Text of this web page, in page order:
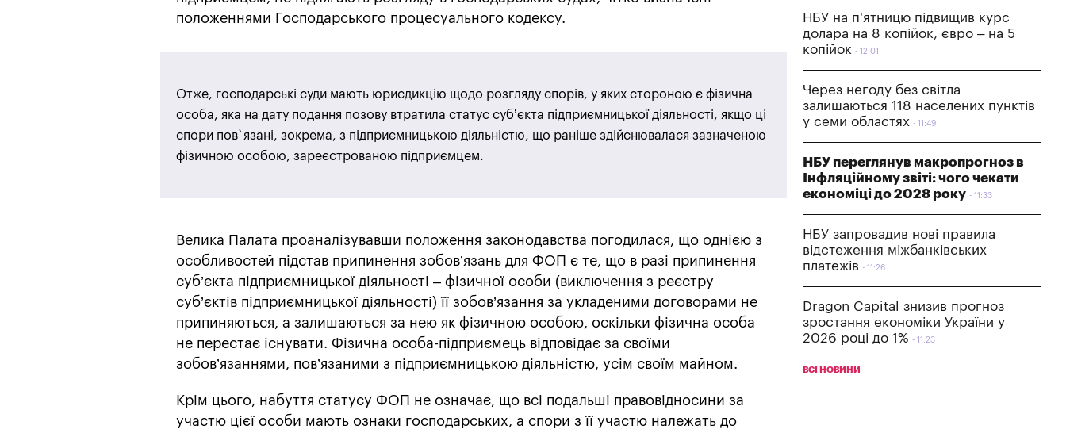
положеннями Господарського процесуального кодексу.
Отже, господарські суди мають юрисдикцію щодо розгляду спорів, у яких стороною є фізична
особа, яка на дату подання позову втратила статус суб’єкта підприємницької діяльності, якщо ці
спори пов`язані, зокрема, з підприємницькою діяльністю, що раніше здійснювалася зазначеною
фізичною особою, зареєстрованою підприємцем.
Велика Палата проаналізувавши положення законодавства погодилася, що однією з
особливостей підстав припинення зобов’язань для ФОП є те, що в разі припинення
суб’єкта підприємницької діяльності – фізичної особи (виключення з реєстру
суб’єктів підприємницької діяльності) її зобов’язання за укладеними договорами не
припиняються, а залишаються за нею як фізичною особою, оскільки фізична особа
не перестає існувати. Фізична особа-підприємець відповідає за своїми
зобов’язаннями, пов’язаними з підприємницькою діяльністю, усім своїм майном.
Крім цього, набуття статусу ФОП не означає, що всі подальші правовідносини за
участю цієї особи мають ознаки господарських, а спори з її участю належать до
НБУ на п'ятницю підвищив курс
долара на 8 копійок, євро – на 5
копійок
12:01
Через негоду без світла
залишаються 118 населених пунктів
у семи областях
11:49
НБУ переглянув макропрогноз в
Інфляційному звіті: чого чекати
економіці до 2028 року
11:33
НБУ запровадив нові правила
відстеження міжбанківських
платежів
11:26
Dragon Capital знизив прогноз
зростання економіки України у
2026 році до 1%
11:23
ВСІ НОВИНИ